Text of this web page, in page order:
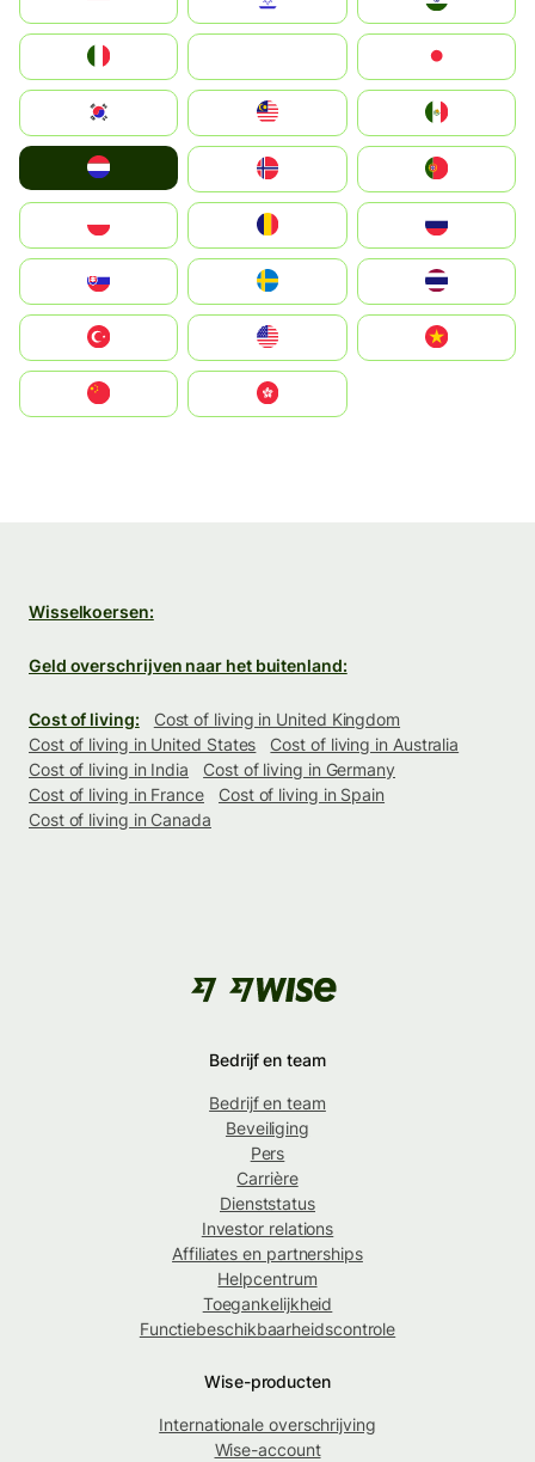
South Korea
United States
中國香港特別行政區
Wisselkoersen:
Geld overschrijven naar het buitenland:
Cost of living:
Cost of living in United Kingdom
Cost of living in United States
Cost of living in Australia
Cost of living in India
Cost of living in Germany
Cost of living in France
Cost of living in Spain
Cost of living in Canada
Bedrijf en team
Bedrijf en team
Beveiliging
Pers
Carrière
Dienststatus
Investor relations
Affiliates en partnerships
Helpcentrum
Toegankelijkheid
Functiebeschikbaarheidscontrole
Wise-producten
Internationale overschrijving
Wise-account